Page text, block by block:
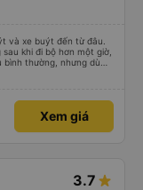
và xe buýt đến từ đâu.
khi đi bộ hơn một giờ,
thường, nhưng dù
Sẽ tuyệt hơn nếu
Xem giá
3.7